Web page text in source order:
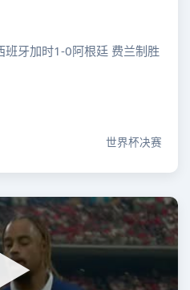
牙加时1-0阿根廷 费兰制胜
世界杯决赛